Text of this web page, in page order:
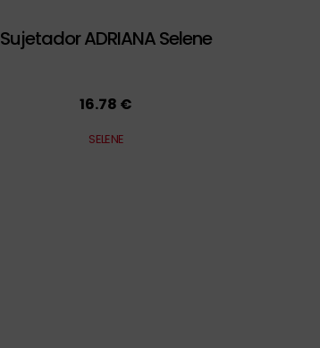
Sujetador ADRIANA Selene
16.78 €
SELENE